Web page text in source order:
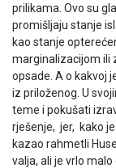
prilikama. Ovo su
promišljaju stanje
kao stanje
marginalizacijom ili
opsade. A o kakvoj
iz priloženog. U
teme i pokušati
rješenje, jer, kako
kazao rahmetli
valja, ali je vrlo